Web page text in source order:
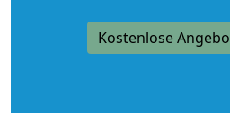
Kostenlose